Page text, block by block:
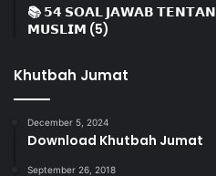
📚 𝟱𝟰 𝗦𝗢𝗔𝗟 𝗝𝗔𝗪𝗔𝗕
𝗠𝗨𝗦𝗟𝗜𝗠 (5)
Khutbah Jumat
December 5, 2024
Download Khutbah Jumat
September 26, 2018